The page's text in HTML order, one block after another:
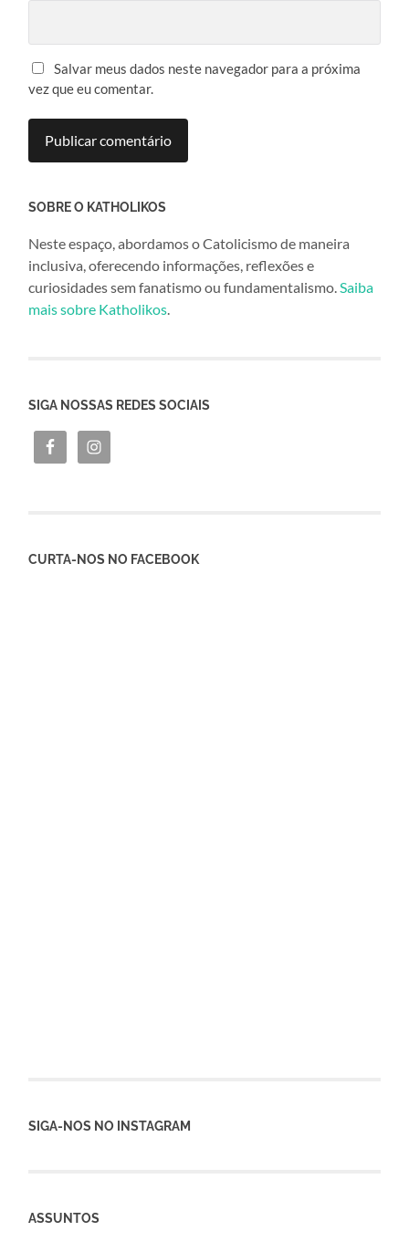
Salvar meus dados neste navegador para a próxima
vez que eu comentar.
SOBRE O KATHOLIKOS
Neste espaço, abordamos o Catolicismo de maneira
inclusiva, oferecendo informações, reflexões e
curiosidades sem fanatismo ou fundamentalismo.Saiba
mais sobre Katholikos.
SIGA NOSSAS REDES SOCIAIS
CURTA-NOS NO FACEBOOK
SIGA-NOS NO INSTAGRAM
ASSUNTOS